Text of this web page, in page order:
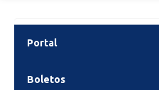
Portal
Boletos